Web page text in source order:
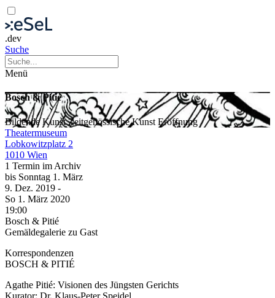
.dev
Suche
Menü
Bosch & Pitié
Bildende KunstZeitgenössische Kunst Eröffnung
Theatermuseum
Lobkowitzplatz 2
1010 Wien
1 Termin im Archiv
bis Sonntag 1. März
9. Dez. 2019 -
So 1. März 2020
19:00
Bosch & Pitié
Gemäldegalerie zu Gast
Korrespondenzen
BOSCH & PITIÉ
Agathe Pitié: Visionen des Jüngsten Gerichts
Kurator: Dr. Klaus-Peter Speidel